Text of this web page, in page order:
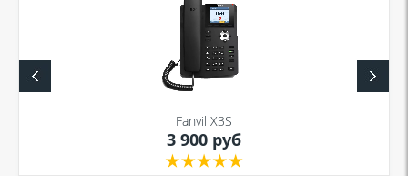
Fanvil X3S
3 900 руб